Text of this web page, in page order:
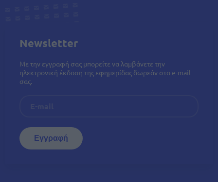
Newsletter
Με την εγγραφή σας μπορείτε να λαμβάνετε την
ηλεκτρονική έκδοση της εφημερίδας δωρεάν στο e-mail
σας.